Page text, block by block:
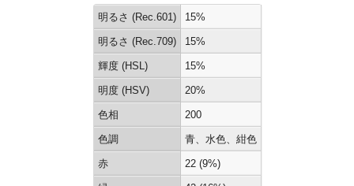
明るさ (Rec.601) 15%
明るさ (Rec.709) 15%
輝度 (HSL) 15%
明度 (HSV) 20%
色相 200
色調 青、水色、紺色
赤 22 (9%)